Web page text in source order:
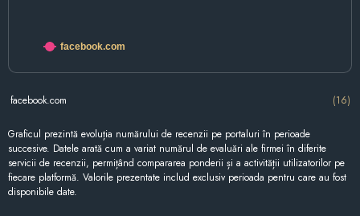
facebook.com
facebook.com (16)
Graficul prezintă evoluția numărului de recenzii pe portaluri în perioade
succesive. Datele arată cum a variat numărul de evaluări ale firmei în diferite
servicii de recenzii, permițând compararea ponderii și a activității utilizatorilor pe
fiecare platformă. Valorile prezentate includ exclusiv perioada pentru care au fost
disponibile date.